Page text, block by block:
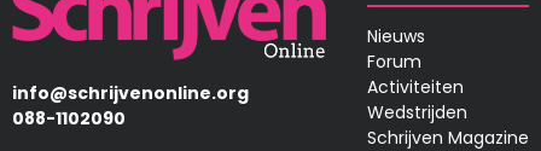
info@schrijvenonline.org
088-1102090
Nieuws
Forum
Activiteiten
Wedstrijden
Schrijven Magazine